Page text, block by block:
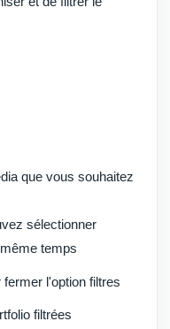
que vous souhaitez
sélectionner
temps
fermer l'option filtres
filtrées